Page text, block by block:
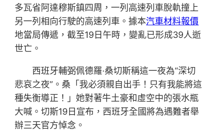
多瓦省阿達穆斯鎮四周，一列高速列車脫軌撞上
另一列相向行駛的高速列車。據本汽車材料報價
地當局傳遞，截至19日午時，變亂已形成39人逝
世亡。
西班牙輔弼佩德羅·桑切斯稱這一夜為“深切
悲哀之夜”。桑「我必須親自出手！只有我能將這
種失衡導正！」她對著牛土豪和虛空中的張水瓶
大喊。切斯19日宣布，西班牙全國將為遇難者舉
辦三天官方悼念。